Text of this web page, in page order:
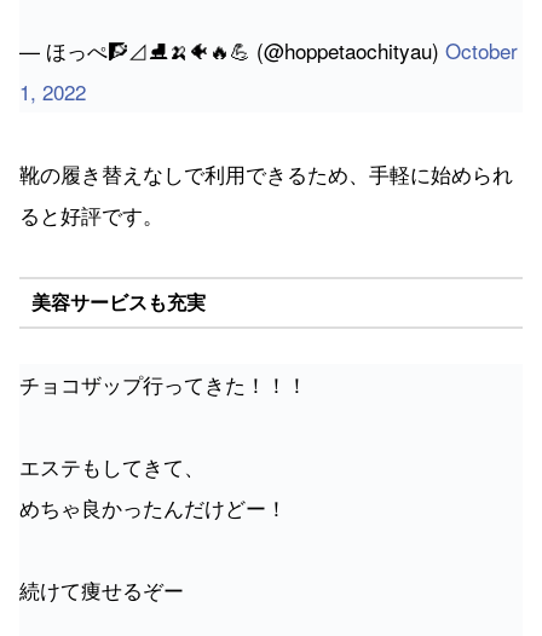
— ほっぺ🧗⊿⛸🍌🐠🔥💪 (@hoppetaochityau) October
1, 2022
靴の履き替えなしで利用できるため、手軽に始められ
ると好評です。
美容サービスも充実
チョコザップ行ってきた！！！
エステもしてきて、
めちゃ良かったんだけどー！
続けて痩せるぞー